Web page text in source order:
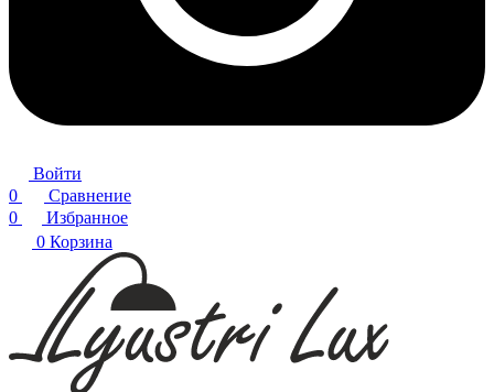
Войти
0
Сравнение
0
Избранное
0 Корзина